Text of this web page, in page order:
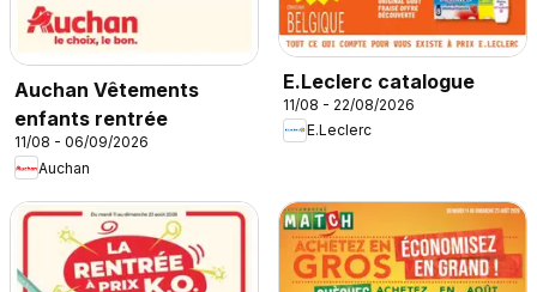
Auchan Vêtements
enfants rentrée
11/08 - 06/09/2026
Auchan
E.Leclerc catalogue
11/08 - 22/08/2026
E.Leclerc